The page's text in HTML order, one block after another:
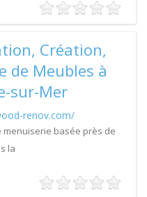
Création,
de Meubles à
sur-Mer
renov.com/
basée près de
la